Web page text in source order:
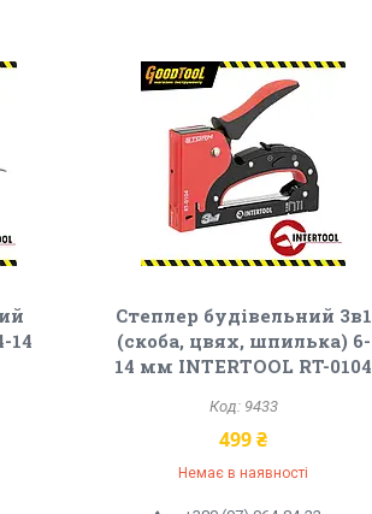
14
Степлер будівельний 3в1
(скоба, цвях, шпилька) 6-
14 мм INTERTOOL RT-0104
9433
499 ₴
Немає в наявності